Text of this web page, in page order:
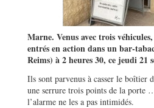
Marne. Venus avec trois
entrés en action dans un bar-
Reims) à 2 heures 30, ce jeudi 21
Ils sont parvenus à casser le boîtier
une serrure trois points de la
l’alarme ne les a pas intimidés.